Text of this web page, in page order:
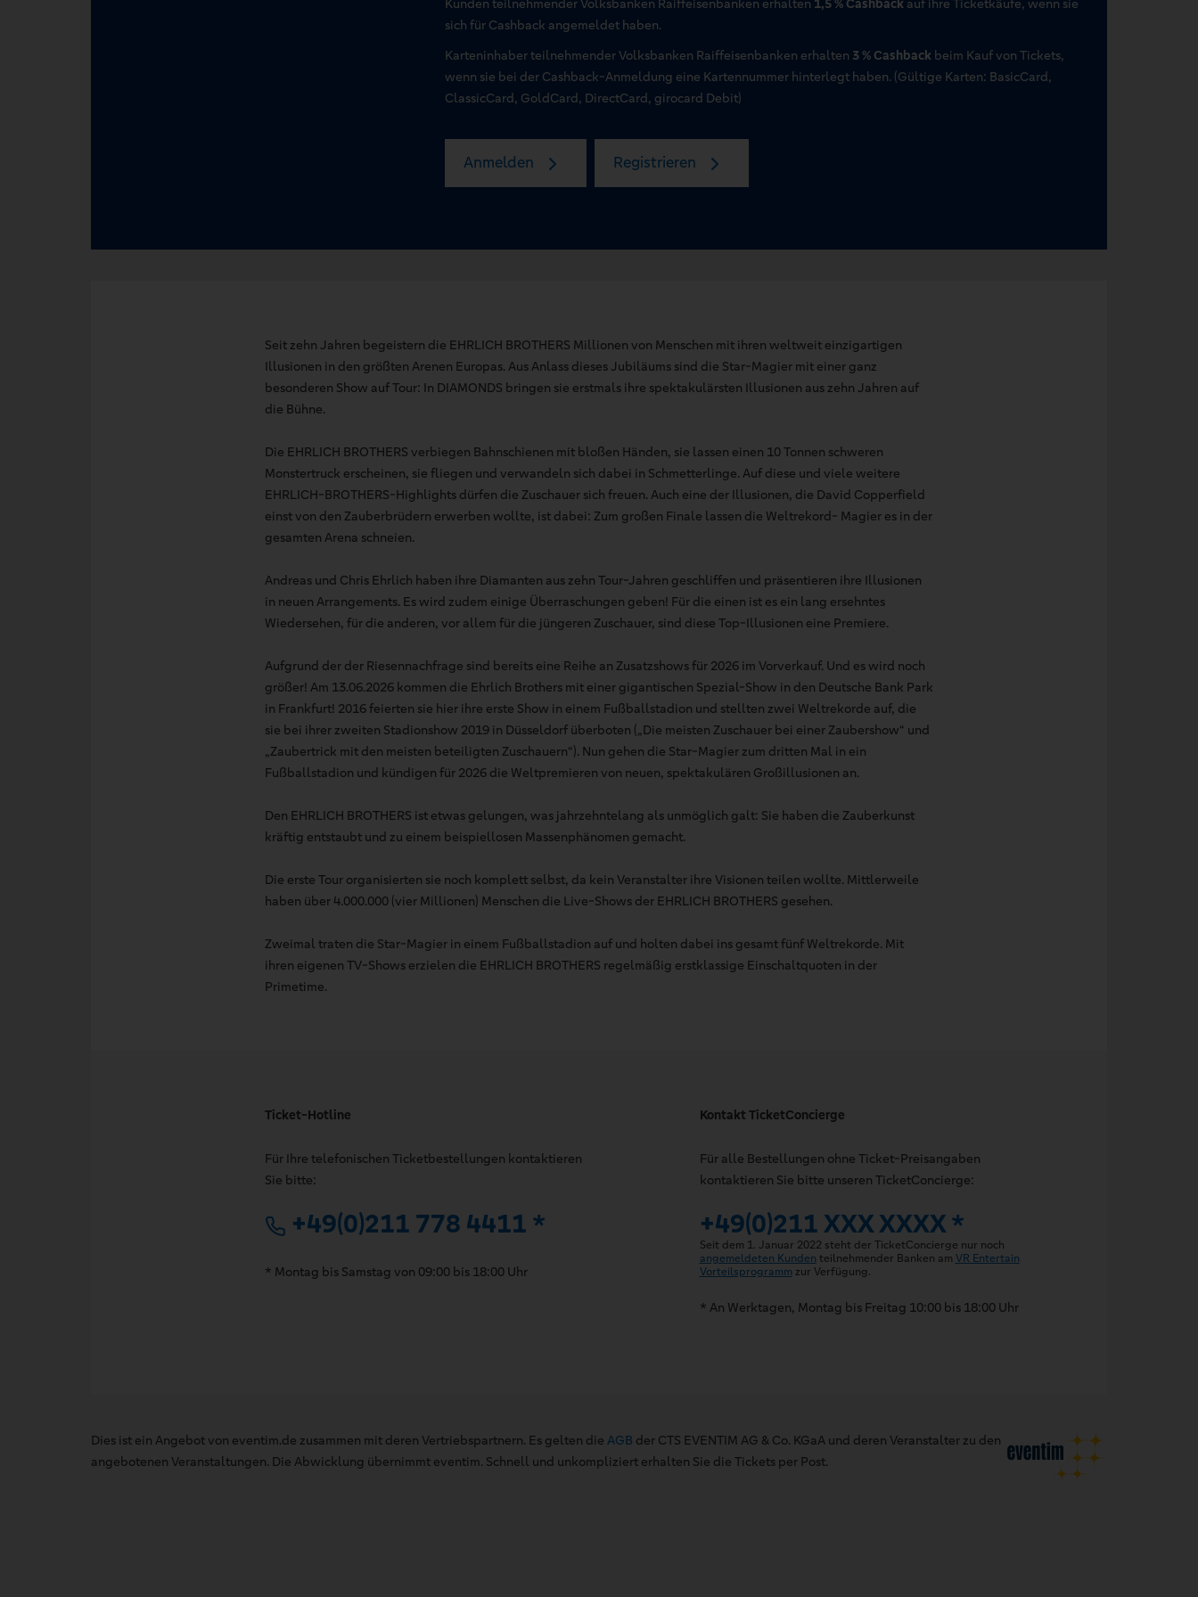
Kunden teilnehmender Volksbanken Raiffeisenbanken erhalten 1,5 % Cashbackauf ihre Ticketkäufe, wenn sie
sich für Cashback angemeldet haben.
Karteninhaber teilnehmender Volksbanken Raiffeisenbanken erhalten 3 % Cashbackbeim Kauf von Tickets,
wenn sie bei der Cashback-Anmeldung eine Kartennummer hinterlegt haben. (Gültige Karten: BasicCard,
ClassicCard, GoldCard, DirectCard, girocard Debit)
Anmelden Registrieren
Seit zehn Jahren begeistern die EHRLICH BROTHERS Millionen von Menschen mit ihren weltweit einzigartigen
Illusionen in den größten Arenen Europas. Aus Anlass dieses Jubiläums sind die Star-Magier mit einer ganz
besonderen Show auf Tour: In DIAMONDS bringen sie erstmals ihre spektakulärsten Illusionen aus zehn Jahren auf
die Bühne.
Die EHRLICH BROTHERS verbiegen Bahnschienen mit bloßen Händen, sie lassen einen 10 Tonnen schweren
Monstertruck erscheinen, sie fliegen und verwandeln sich dabei in Schmetterlinge. Auf diese und viele weitere
EHRLICH-BROTHERS-Highlights dürfen die Zuschauer sich freuen. Auch eine der Illusionen, die David Copperfield
einst von den Zauberbrüdern erwerben wollte, ist dabei: Zum großen Finale lassen die Weltrekord- Magier es in der
gesamten Arena schneien.
Andreas und Chris Ehrlich haben ihre Diamanten aus zehn Tour-Jahren geschliffen und präsentieren ihre Illusionen
in neuen Arrangements. Es wird zudem einige Überraschungen geben! Für die einen ist es ein lang ersehntes
Wiedersehen, für die anderen, vor allem für die jüngeren Zuschauer, sind diese Top-Illusionen eine Premiere.
Aufgrund der der Riesennachfrage sind bereits eine Reihe an Zusatzshows für 2026 im Vorverkauf. Und es wird noch
größer! Am 13.06.2026 kommen die Ehrlich Brothers mit einer gigantischen Spezial-Show in den Deutsche Bank Park
in Frankfurt! 2016 feierten sie hier ihre erste Show in einem Fußballstadion und stellten zwei Weltrekorde auf, die
sie bei ihrer zweiten Stadionshow 2019 in Düsseldorf überboten („Die meisten Zuschauer bei einer Zaubershow“ und
„Zaubertrick mit den meisten beteiligten Zuschauern“). Nun gehen die Star-Magier zum dritten Mal in ein
Fußballstadion und kündigen für 2026 die Weltpremieren von neuen, spektakulären Großillusionen an.
Den EHRLICH BROTHERS ist etwas gelungen, was jahrzehntelang als unmöglich galt: Sie haben die Zauberkunst
kräftig entstaubt und zu einem beispiellosen Massenphänomen gemacht.
Die erste Tour organisierten sie noch komplett selbst, da kein Veranstalter ihre Visionen teilen wollte. Mittlerweile
haben über 4.000.000 (vier Millionen) Menschen die Live-Shows der EHRLICH BROTHERS gesehen.
Zweimal traten die Star-Magier in einem Fußballstadion auf und holten dabei ins gesamt fünf Weltrekorde. Mit
ihren eigenen TV-Shows erzielen die EHRLICH BROTHERS regelmäßig erstklassige Einschaltquoten in der
Primetime.
Ticket-Hotline
Für Ihre telefonischen Ticketbestellungen kontaktieren
Sie bitte:
+49(0)211 778 4411 *
* Montag bis Samstag von 09:00 bis 18:00 Uhr
Kontakt TicketConcierge
Für alle Bestellungen ohne Ticket-Preisangaben
kontaktieren Sie bitte unseren TicketConcierge:
+49(0)211 XXX XXXX *
Seit dem 1. Januar 2022 steht der TicketConcierge nur noch
angemeldeten Kunden teilnehmender Banken am VR Entertain
Vorteilsprogramm zur Verfügung.
* An Werktagen, Montag bis Freitag 10:00 bis 18:00 Uhr
Dies ist ein Angebot von eventim.de zusammen mit deren Vertriebspartnern. Es gelten die AGB der CTS EVENTIM AG & Co. KGaA und deren Veranstalter zu den
angebotenen Veranstaltungen. Die Abwicklung übernimmt eventim. Schnell und unkompliziert erhalten Sie die Tickets per Post.